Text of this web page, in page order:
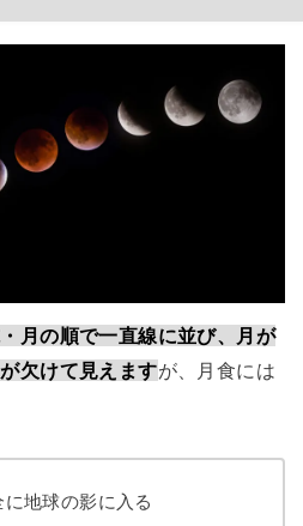
月の順で一直線に並び、月が
欠けて見えますが、月食には
に地球の影に入る